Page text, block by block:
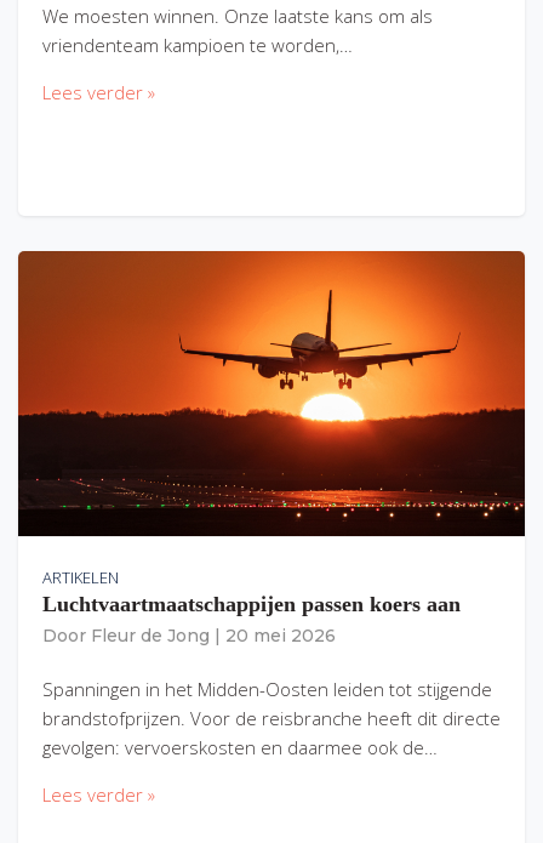
We moesten winnen. Onze laatste kans om als
vriendenteam kampioen te worden,…
Lees verder »
ARTIKELEN
Luchtvaartmaatschappijen passen koers aan
Door Fleur de Jong 20 mei 2026
Spanningen in het Midden-Oosten leiden tot stijgende
brandstofprijzen. Voor de reisbranche heeft dit directe
gevolgen: vervoerskosten en daarmee ook de…
Lees verder »